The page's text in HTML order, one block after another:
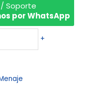
Soporte
por WhatsApp
+